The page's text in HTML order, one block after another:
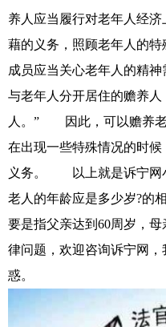
养人应当履行对老年人经
藉的义务，照顾老年人的特
成员应当关心老年人的精神
与老年人分开居住的赡养
人。” 因此，可以赡养老
在出现一些特殊情况的时
义务。 以上就是诉宁网
老人的年龄应是多少岁?的
要是指父亲达到60周岁，
律问题，欢迎咨询诉宁网
惑。